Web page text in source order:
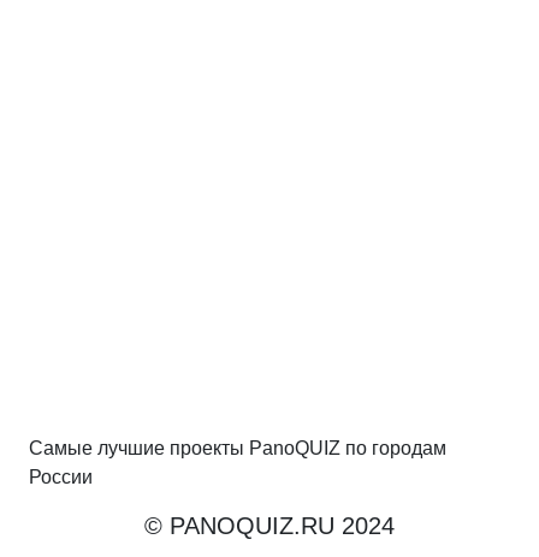
Самые лучшие проекты PanoQUIZ по городам
России
© PANOQUIZ.RU 2024